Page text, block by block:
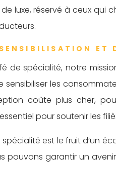
luxe, réservé à ceux qui
ET
de spécialité, notre
les
coûte plus cher,
pour soutenir les
est le fruit d’un
pouvons garantir un